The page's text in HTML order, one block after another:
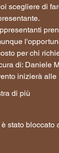
scegliere di
per chi
di: Daniele
inizierà alle
di più
stato bloccato